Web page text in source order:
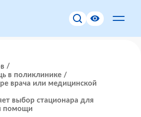
в поликлинике
врача или медицинской
выбор стационара для
помощи